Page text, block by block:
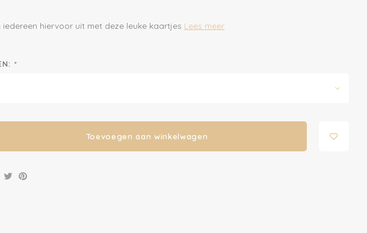
hiervoor uit met deze leuke kaartjes Lees meer
*
Toevoegen aan winkelwagen